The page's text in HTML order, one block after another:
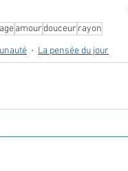
amourdouceur rayon
La pensée du jour